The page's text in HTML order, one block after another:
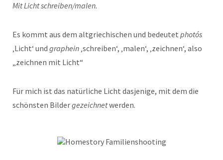
Mit Licht schreiben/malen.
Es kommt aus dem altgriechischen und bedeutet photós
‚Licht‘ und graphein ‚schreiben‘, ‚malen‘, ‚zeichnen‘, also
„zeichnen mit Licht“
Für mich ist das natürliche Licht dasjenige, mit dem die
schönsten Bildergezeichnetwerden.